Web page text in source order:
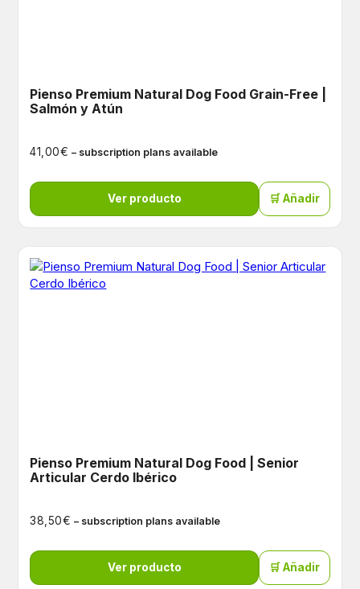
Pienso Premium Natural Dog Food Grain-Free |
Salmón y Atún
41,00€ – subscription plans available
Ver producto 🛒 Añadir
Pienso Premium Natural Dog Food | Senior
Articular Cerdo Ibérico
38,50€ – subscription plans available
Ver producto 🛒 Añadir